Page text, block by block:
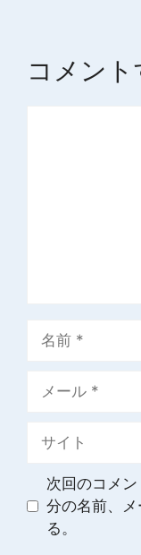
コメント
次回のコメ
分の名前、
る。